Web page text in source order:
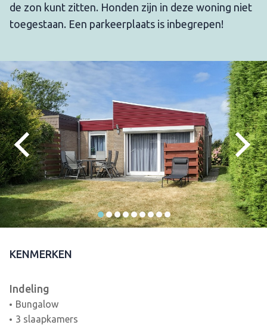
de zon kunt zitten. Honden zijn in deze woning niet
toegestaan. Een parkeerplaats is inbegrepen!
KENMERKEN
Indeling
Bungalow
3 slaapkamers